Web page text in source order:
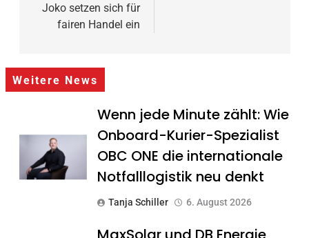
Joko setzen sich für
fairen Handel ein
Weitere News
Wenn jede Minute zählt: Wie
Onboard-Kurier-Spezialist
OBC ONE die internationale
Notfalllogistik neu denkt
Tanja Schiller 6. August 2026